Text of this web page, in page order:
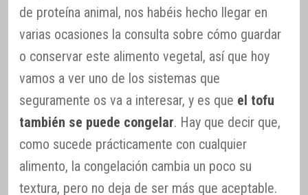
de proteína animal, nos habéis hecho llegar en
varias ocasiones la consulta sobre cómo guardar
o conservar este alimento vegetal, así que hoy
vamos a ver uno de los sistemas que
seguramente os va a interesar, y es que el tofu
también se puede congelar. Hay que decir que,
como sucede prácticamente con cualquier
alimento, la congelación cambia un poco su
textura, pero no deja de ser más que aceptable.